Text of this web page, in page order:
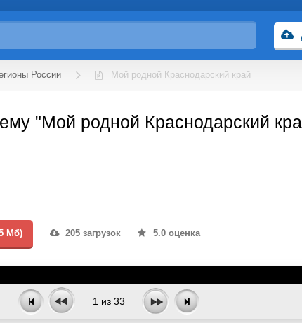
России Мой родной Краснодарский край
"Мой родной Краснодарский
Мб) 205 загрузок 5.0 оценка
1 из 33